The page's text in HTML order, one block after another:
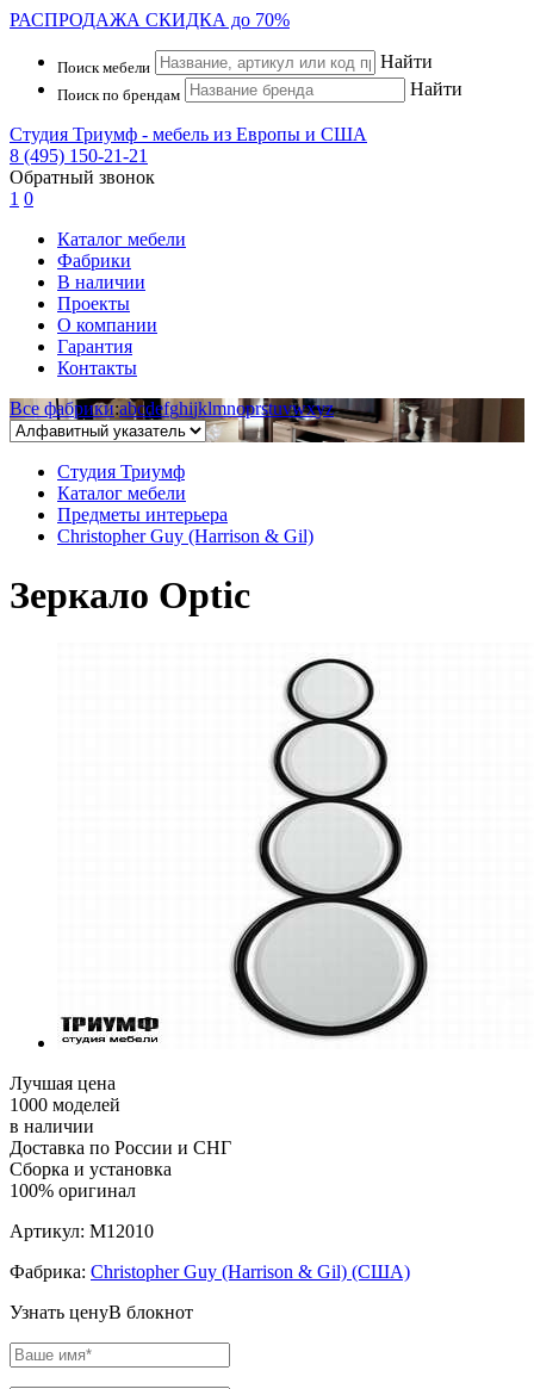
РАСПРОДАЖА СКИДКА до 70%
Поиск мебели Найти
Поиск по брендам Найти
Студия Триумф - мебель из Европы и США
8 (495) 150-21-21
Обратный звонок
1 0
Каталог мебели
Фабрики
В наличии
Проекты
О компании
Гарантия
Контакты
Все фабрики:abcdefghijklmnoprstuvwxyz
Студия Триумф
Каталог мебели
Предметы интерьера
Christopher Guy (Harrison & Gil)
Зеркало Optic
Лучшая цена
1000 моделей
в наличии
Доставка по России и СНГ
Сборка и установка
100% оригинал
Артикул: M12010
Фабрика: Christopher Guy (Harrison & Gil) (США)
Узнать ценуВ блокнот